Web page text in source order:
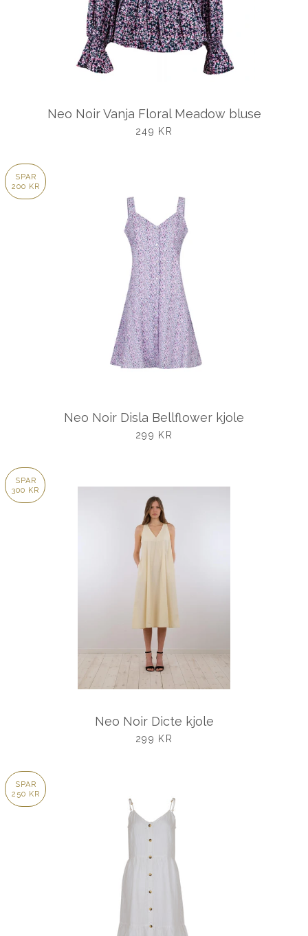
Neo Noir Vanja Floral Meadow bluse
UDSALGSPRIS
249 KR
SPAR
200 KR
Neo Noir Disla Bellflower kjole
UDSALGSPRIS
299 KR
SPAR
300 KR
Neo Noir Dicte kjole
UDSALGSPRIS
299 KR
SPAR
250 KR